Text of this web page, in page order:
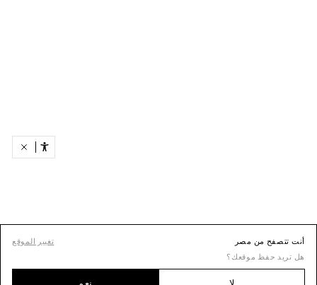
أنت تتصفح من مصر
تغيير الموقع
هل تريد حفظ موقعك؟
لا نعم